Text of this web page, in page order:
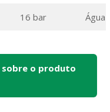
16 bar Água
sobre o produto